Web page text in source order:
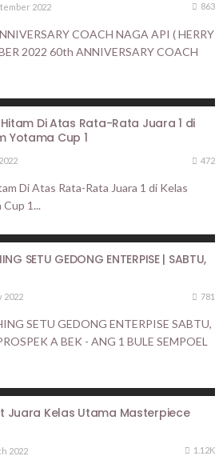
2022 863
COACH NAGA API ( HERRY
2022 60th ANNIVERSARY COACH
Di Atas Rata-Rata Juara 1 di
Yotama Cup 1
472
Di Atas Rata-Rata Juara 1 di Kelas
1...
SETU GEDONG ENTERPISE | SABTU,
2022 781
SETU GEDONG ENTERPISE SABTU,
A BEK - ANG 1 BULE SEMPOEL
Juara Kelas Utama Masterpiece
2022 1.12K